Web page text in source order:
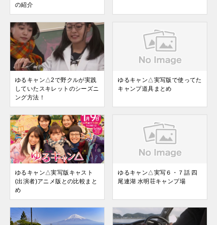
の紹介
ゆるキャン△2で野クルが実践
していたスキレットのシーズニ
ング方法！
ゆるキャン△実写版で使ってた
キャンプ道具まとめ
ゆるキャン△実写版キャスト
(出演者)アニメ版との比較まと
め
ゆるキャン△実写６・７話 四
尾連湖 水明荘キャンプ場